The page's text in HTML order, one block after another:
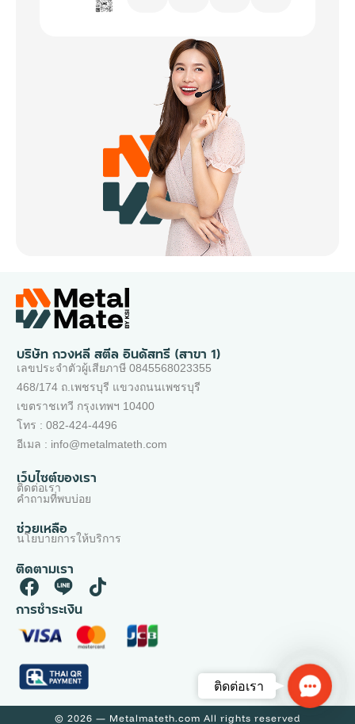
บริษัท กวงหลี สตีล อินดัสทรี (สาขา 1)
เลขประจำตัวผู้เสียภาษี 0845568023355
468/174 ถ.เพชรบุรี แขวงถนนเพชรบุรี
เขตราชเทวี กรุงเทพฯ 10400
โทร : 082-424-4496
อีเมล : info@metalmateth.com
เว็บไซต์ของเรา
ติดต่อเรา
คำถามที่พบบ่อย
ช่วยเหลือ
นโยบายการให้บริการ
ติดตามเรา
การชำระเงิน
© 2026 — Metalmateth.com All rights reserved
Us
ติดต่อเรา